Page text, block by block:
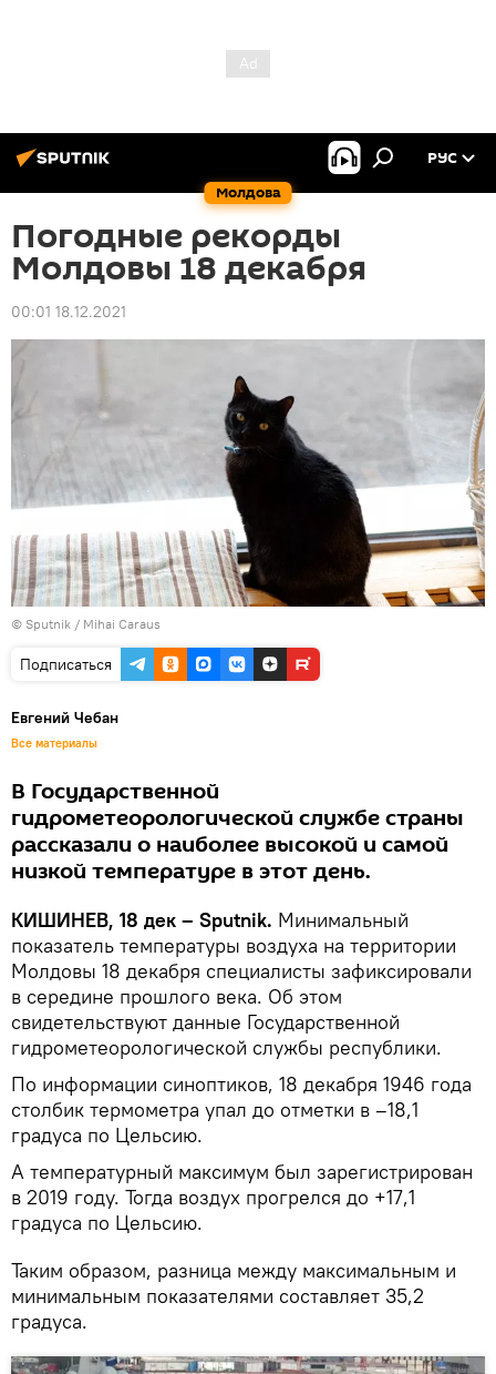
Молдова
РУС
Погодные рекорды
Молдовы 18 декабря
00:01 18.12.2021
© Sputnik / Mihai Caraus
Подписаться
Евгений Чебан
Все материалы
В Государственной
гидрометеорологической службе страны
рассказали о наиболее высокой и самой
низкой температуре в этот день.
КИШИНЕВ, 18 дек – Sputnik. Минимальный
показатель температуры воздуха на территории
Молдовы 18 декабря специалисты зафиксировали
в середине прошлого века. Об этом
свидетельствуют данные Государственной
гидрометеорологической службы республики.
По информации синоптиков, 18 декабря 1946 года
столбик термометра упал до отметки в –18,1
градуса по Цельсию.
А температурный максимум был зарегистрирован
в 2019 году. Тогда воздух прогрелся до +17,1
градуса по Цельсию.
Таким образом, разница между максимальным и
минимальным показателями составляет 35,2
градуса.